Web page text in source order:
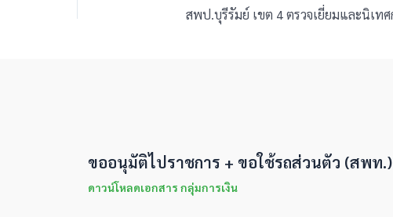
ขออนุมัติไปราชการ + ขอใช้รถส่วนตัว (สพท.)
ดาวน์โหลดเอกสาร กลุ่มการเงิน